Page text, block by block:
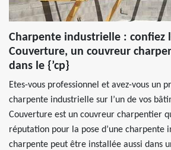
Charpente industrielle : confiez
Couverture, un couvreur
dans le {’cp}
Etes-vous professionnel et avez-vous un
charpente industrielle sur l’un de vos
Couverture est un couvreur charpentier
réputation pour la pose d’une charpente
charpente peut être installée aussi dans